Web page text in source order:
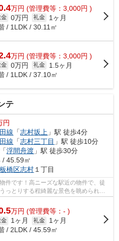
万円 (管理費等：3,000円 )
金 0万円 礼金
1ヶ月
/ 1LDK / 30.11㎡
万円 (管理費等：3,000円 )
金 0万円 礼金
1.5ヶ月
/ 1LDK / 37.10㎡
テ
円
線 「志村坂上 」駅 徒歩4分
線 「志村三丁目 」駅 徒歩10分
「浮間舟渡 」駅 徒歩30分
/ 45.59㎡
板橋区志村 １丁目
件です！高ニーズな駅近の物件で、徒
っとりする程綺麗な景色を眺められ
こちら...
万円 (管理費等：- )
金 1ヶ月 礼金
1ヶ月
/ 2LDK / 45.59㎡